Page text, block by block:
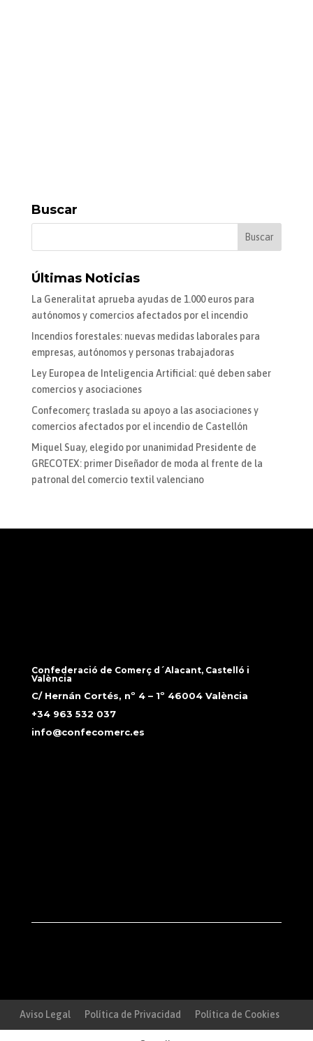
Buscar
Últimas Noticias
La Generalitat aprueba ayudas de 1.000 euros para
autónomos y comercios afectados por el incendio
Incendios forestales: nuevas medidas laborales para
empresas, autónomos y personas trabajadoras
Ley Europea de Inteligencia Artificial: qué deben saber
comercios y asociaciones
Confecomerç traslada su apoyo a las asociaciones y
comercios afectados por el incendio de Castellón
Miquel Suay, elegido por unanimidad Presidente de
GRECOTEX: primer Diseñador de moda al frente de la
patronal del comercio textil valenciano
Confederació de Comerç d´Alacant, Castelló i
València
C/ Hernán Cortés, nº 4 – 1º 46004 València
+34 963 532 037
info@confecomerc.es
Aviso Legal Política de Privacidad Política de Cookies